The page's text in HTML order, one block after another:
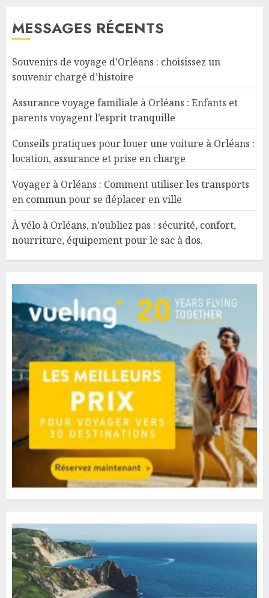
MESSAGES RÉCENTS
Souvenirs de voyage d’Orléans : choisissez un
souvenir chargé d’histoire
Assurance voyage familiale à Orléans : Enfants et
parents voyagent l’esprit tranquille
Conseils pratiques pour louer une voiture à Orléans :
location, assurance et prise en charge
Voyager à Orléans : Comment utiliser les transports
en commun pour se déplacer en ville
À vélo à Orléans, n’oubliez pas : sécurité, confort,
nourriture, équipement pour le sac à dos.